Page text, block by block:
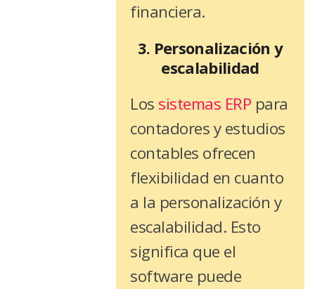
financiera.
3. Personalización y
escalabilidad
Los sistemas ERP para
contadores y estudios
contables ofrecen
flexibilidad en cuanto
a la personalización y
escalabilidad. Esto
significa que el
software puede